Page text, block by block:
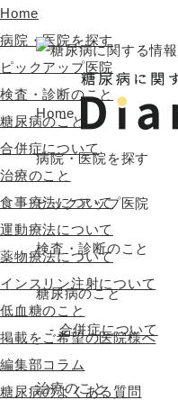
Home
病院・医院を探す
ピックアップ医院
検査・診断のこと
糖尿病のこと
合併症について
治療のこと
Home
病院・医院を探す
ピックアップ医院
検査・診断のこと
糖尿病のこと
合併症について
治療のこと
食事療法について
運動療法について
薬物療法について
インスリン注射について
低血糖のこと
掲載をご希望の医院様へ
編集部コラム
糖尿病のよくある質問